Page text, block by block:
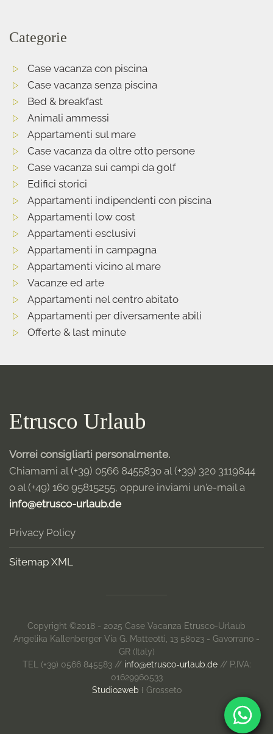
Categorie
Case vacanza con piscina
Case vacanza senza piscina
Bed & breakfast
Animali ammessi
Appartamenti sul mare
Case vacanza da oltre otto persone
Case vacanza sui campi da golf
Edifici storici
Appartamenti indipendenti con piscina
Appartamenti low cost
Appartamenti esclusivi
Appartamenti in campagna
Appartamenti vicino al mare
Vacanze ed arte
Appartamenti nel centro abitato
Appartamenti per diversamente abili
Offerte & last minute
Etrusco Urlaub
Vorrei consigliarti personalmente.
Chiamami al (+39) 0566 845583o al (+39) 320 3119844
o al (+49) 160 95815255, oppure inviami un'e-mail a
info@etrusco-urlaub.de
Privacy Policy
Sitemap XML
Copyright ©2018 - 2025 Case Vacanza Etrusco-Urlaub
Angelika Kallenberger Via G. Matteotti, 13 58023 - Gavorrano -
GR (Italy)
TEL (+39) 0566 845583 // info@etrusco-urlaub.de// P.IVA:
01629960533
Studio2web { Grosseto